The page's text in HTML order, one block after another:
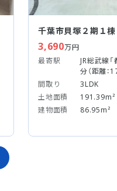
千葉市貝塚２期１棟
3,690万円
最寄駅
JR総武線
分（距離：
間取り
3LDK
土地面積
191.39m²
建物面積
86.95m²